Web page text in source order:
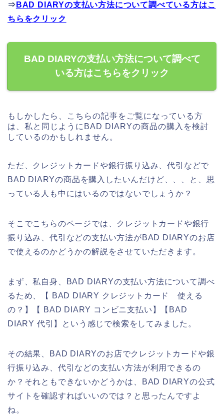
⇒ BAD DIARYの支払い方法について調べている方はこ
ちらをクリック
BAD DIARYの支払い方法について調べて
いる方はこちらをクリック
もしかしたら、こちらの記事をご覧になっている方
は、私と同じようにBAD DIARYの商品の購入を検討
しているのかもしれません。
ただ、クレジットカードや銀行振り込み、代引などで
BAD DIARYの商品を購入したいんだけど、、、と、思
っている人も中にはいるのではないでしょうか？
そこでこちらのページでは、クレジットカードや銀行
振り込み、代引などの支払い方法がBAD DIARYのお店
で使えるのかどうかの解説をさせていただきます。
まず、私自身、BAD DIARYの支払い方法について調べ
るため、【 BAD DIARY クレジットカード 使える
の？】【 BAD DIARY コンビニ支払い】【BAD
DIARY 代引】という感じで検索をしてみました。
その結果、BAD DIARYのお店でクレジットカードや銀
行振り込み、代引などの支払い方法が利用できるの
か？それともできないかどうかは、BAD DIARYの公式
サイトを確認すればいいのでは？と思ったんですよ
ね。